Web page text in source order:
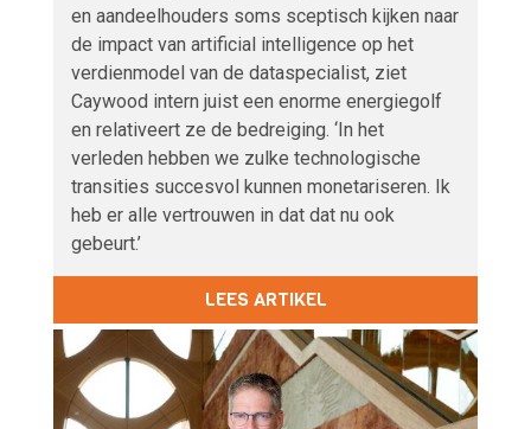
en aandeelhouders soms sceptisch kijken naar
de impact van artificial intelligence op het
verdienmodel van de dataspecialist, ziet
Caywood intern juist een enorme energiegolf
en relativeert ze de bedreiging. ‘In het
verleden hebben we zulke technologische
transities succesvol kunnen monetariseren. Ik
heb er alle vertrouwen in dat dat nu ook
gebeurt.’
LEES ARTIKEL